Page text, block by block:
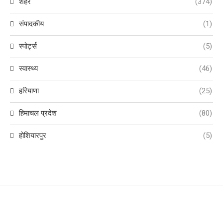
संपादकीय (1)
स्पोर्ट्स (5)
स्वास्थ्य (46)
हरियाणा (25)
हिमाचल प्रदेश (80)
होशियारपुर (5)